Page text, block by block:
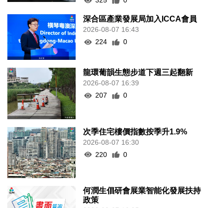
深合區產業發展局加入ICCA會員
2026-08-07 16:43
224
0
龍環葡韻生態步道下週三起翻新
2026-08-07 16:39
207
0
次季住宅樓價指數按季升1.9%
2026-08-07 16:30
220
0
何潤生倡研會展業智能化發展扶持
政策